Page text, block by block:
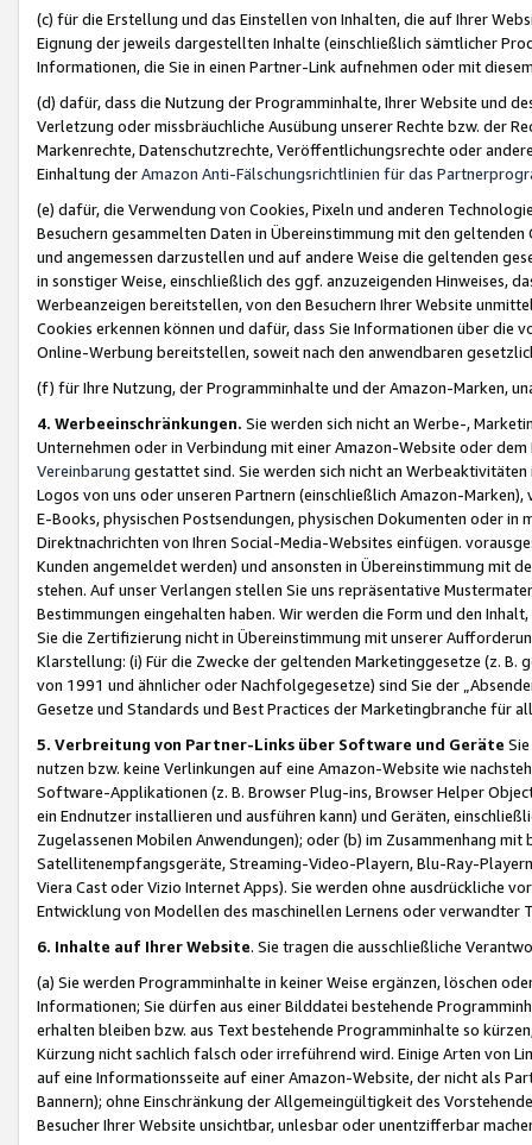
(c) für die Erstellung und das Einstellen von Inhalten, die auf Ihrer
Eignung der jeweils dargestellten Inhalte (einschließlich sämtlicher
Informationen, die Sie in einen Partner-Link aufnehmen oder mit
(d) dafür, dass die Nutzung der Programminhalte, Ihrer Website und
Verletzung oder missbräuchliche Ausübung unserer Rechte bzw. der
Markenrechte, Datenschutzrechte, Veröffentlichungsrechte oder
Einhaltung derAmazon Anti-Fälschungsrichtlinien für das
(e) dafür, die Verwendung von Cookies, Pixeln und anderen
Besuchern gesammelten Daten in Übereinstimmung mit den
und angemessen darzustellen und auf andere Weise die geltenden
in sonstiger Weise, einschließlich des ggf. anzuzeigenden Hinweises,
Werbeanzeigen bereitstellen, von den Besuchern Ihrer Website
Cookies erkennen können und dafür, dass Sie Informationen über die
Online-Werbung bereitstellen, soweit nach den anwendbaren
(f) für Ihre Nutzung, der Programminhalte und der Amazon-Marken,
4. Werbeeinschränkungen. Sie werden sich nicht an Werbe-,
Unternehmen oder in Verbindung mit einer Amazon-Website oder
Vereinbarung gestattet sind. Sie werden sich nicht an
Logos von uns oder unseren Partnern (einschließlich Amazon-
E-Books, physischen Postsendungen, physischen Dokumenten oder in
Direktnachrichten von Ihren Social-Media-Websites einfügen.
Kunden angemeldet werden) und ansonsten in Übereinstimmung mit
stehen. Auf unser Verlangen stellen Sie uns repräsentative
Bestimmungen eingehalten haben. Wir werden die Form und den
Sie die Zertifizierung nicht in Übereinstimmung mit unserer
Klarstellung: (i) Für die Zwecke der geltenden Marketinggesetze (z. B.
von 1991 und ähnlicher oder Nachfolgegesetze) sind Sie der
Gesetze und Standards und Best Practices der Marketingbranche für
5. Verbreitung von Partner-Links über Software und Geräte
nutzen bzw. keine Verlinkungen auf eine Amazon-Website wie
Software-Applikationen (z. B. Browser Plug-ins, Browser Helper
ein Endnutzer installieren und ausführen kann) und Geräten,
Zugelassenen Mobilen Anwendungen); oder (b) im Zusammenhang
Satellitenempfangsgeräte, Streaming-Video-Playern, Blu-Ray-
Viera Cast oder Vizio Internet Apps). Sie werden ohne ausdrückliche
Entwicklung von Modellen des maschinellen Lernens oder
6. Inhalte auf Ihrer Website. Sie tragen die ausschließliche
(a) Sie werden Programminhalte in keiner Weise ergänzen, löschen
Informationen; Sie dürfen aus einer Bilddatei bestehende
erhalten bleiben bzw. aus Text bestehende Programminhalte so
Kürzung nicht sachlich falsch oder irreführend wird. Einige Arten von
auf eine Informationsseite auf einer Amazon-Website, der nicht als
Bannern); ohne Einschränkung der Allgemeingültigkeit des
Besucher Ihrer Website unsichtbar, unlesbar oder unentzifferbar